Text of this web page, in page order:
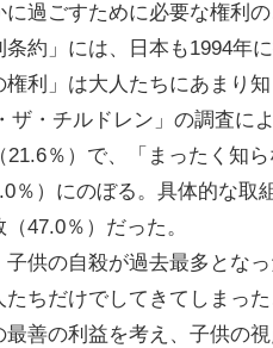
過ごすために必要な権利
約」には、日本も1994年
利」は大人たちにあまり知
・チルドレン」の調査に
21.6％）で、「まったく知
％）にのぼる。具体的な取
47.0％）だった。
供の自殺が過去最多とな
ちだけでしてきてしまっ
善の利益を考え、子供の